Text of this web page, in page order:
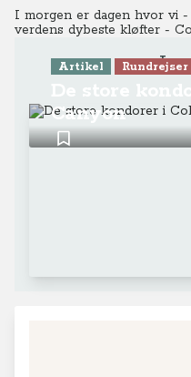
I morgen er dagen hvor vi
verdens dybeste kløfter -
Artikel Rundrejser
Canyon